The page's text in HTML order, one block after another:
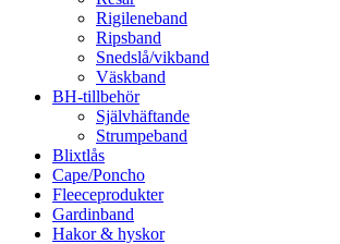
Rigileneband
Ripsband
Snedslå/vikband
Väskband
BH-tillbehör
Självhäftande
Strumpeband
Blixtlås
Cape/Poncho
Fleeceprodukter
Gardinband
Hakor & hyskor